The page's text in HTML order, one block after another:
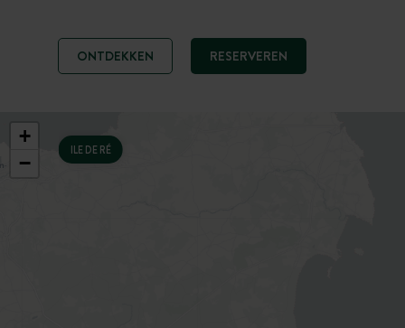
de schaduwrijke staanplaatsen en
verschillende accommodaties in het
dennenbos u voor een vakantie waar
ONTDEKKEN RESERVEREN
ILE DE RÉ
+
−